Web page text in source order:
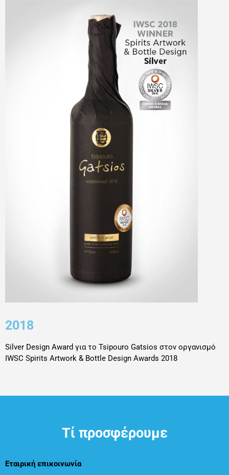
2018
Silver Design Award για το Tsipouro Gatsios στον οργανισμό
IWSC Spirits Artwork & Bottle Design Awards 2018
Τί προσφέρουμε
Εταιρική επικοινωνία